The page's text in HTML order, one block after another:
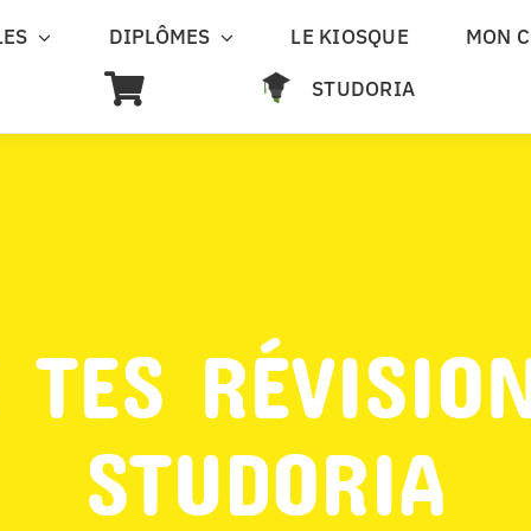
DIPLÔMES LE KIOSQUE
MON
STUDORIA
TES
STUDORIA